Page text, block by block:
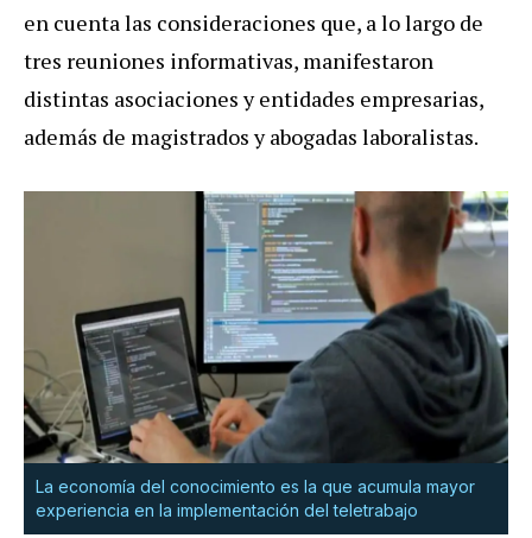
en cuenta las consideraciones que, a lo largo de
tres reuniones informativas, manifestaron
distintas asociaciones y entidades empresarias,
además de magistrados y abogadas laboralistas.
La economía del conocimiento es la que acumula mayor
experiencia en la implementación del teletrabajo